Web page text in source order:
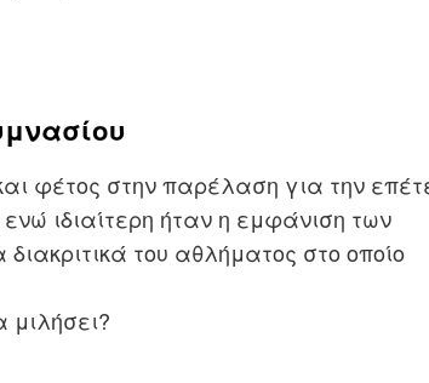
φέτος στην παρέλαση για την
ιδιαίτερη ήταν η εμφάνιση των
του αθλήματος στο οποίο